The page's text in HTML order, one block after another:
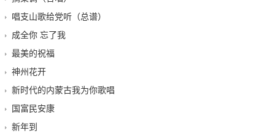
唱支山歌给党听（总谱）
成全你 忘了我
最美的祝福
神州花开
新时代的内蒙古我为你歌唱
国富民安康
新年到